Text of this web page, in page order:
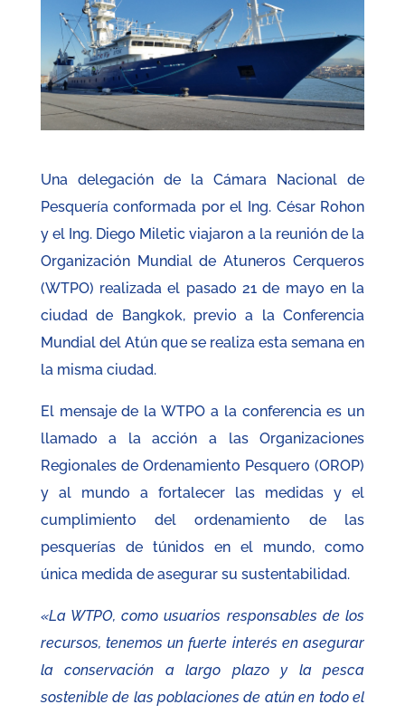
Una delegación de la Cámara Nacional de
Pesquería conformada por el Ing. César Rohon
y el Ing. Diego Miletic viajaron a la reunión de la
Organización Mundial de Atuneros Cerqueros
(WTPO) realizada el pasado 21 de mayo en la
ciudad de Bangkok, previo a la Conferencia
Mundial del Atún que se realiza esta semana en
la misma ciudad.
El mensaje de la WTPO a la conferencia es un
llamado a la acción a las Organizaciones
Regionales de Ordenamiento Pesquero (OROP)
y al mundo a fortalecer las medidas y el
cumplimiento del ordenamiento de las
pesquerías de túnidos en el mundo, como
única medida de asegurar su sustentabilidad.
«La WTPO, como usuarios responsables de los
recursos, tenemos un fuerte interés en asegurar
la conservación a largo plazo y la pesca
sostenible de las poblaciones de atún en todo el